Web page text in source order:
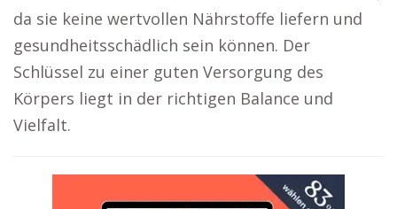
da sie keine wertvollen Nährstoffe liefern und
gesundheitsschädlich sein können. Der
Schlüssel zu einer guten Versorgung des
Körpers liegt in der richtigen Balance und
Vielfalt.